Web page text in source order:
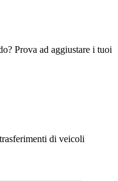
Prova ad aggiustare i tuoi
di veicoli